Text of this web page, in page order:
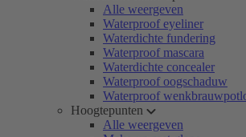
Alle weergeven
Waterproof eyeliner
Waterdichte fundering
Waterproof mascara
Waterdichte concealer
Waterproof oogschaduw
Waterproof
Hoogtepunten
Alle weergeven